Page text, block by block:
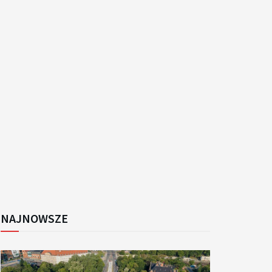
NAJNOWSZE